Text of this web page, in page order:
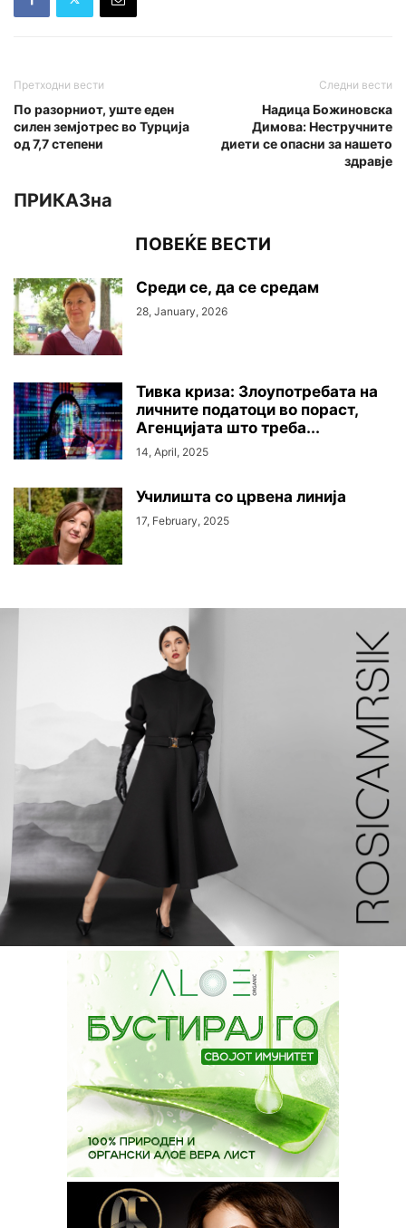
Претходни вести
По разорниот, уште еден
силен земјотрес во Турција
од 7,7 степени
Следни вести
Надица Божиновска
Димова: Нестручните
диети се опасни за нашето
здравје
ПРИКАЗна
ПОВЕЌЕ ВЕСТИ
Среди се, да се средам
28, January, 2026
Тивка криза: Злоупотребата на
личните податоци во пораст,
Агенцијата што треба...
14, April, 2025
Училишта со црвена линија
17, February, 2025